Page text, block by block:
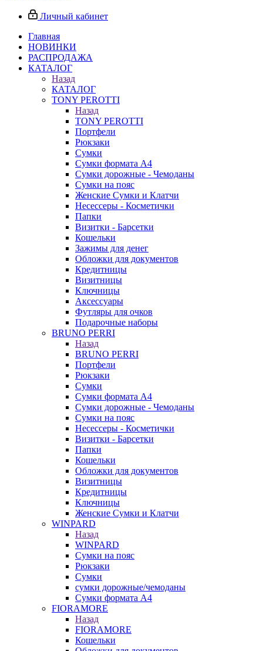
Личный кабинет
Главная
НОВИНКИ
РАСПРОДАЖА
КАТАЛОГ
Назад
КАТАЛОГ
TONY PEROTTI
Назад
TONY PEROTTI
Портфели
Рюкзаки
Сумки
Сумки формата А4
Сумки дорожные - Чемоданы
Сумки на пояс
Женские Сумки и Клатчи
Несессеры - Косметички
Папки
Визитки - Барсетки
Кошельки
Зажимы для денег
Обложки для документов
Кредитницы
Визитницы
Ключницы
Аксессуары
Футляры для очков
Подарочные наборы
BRUNO PERRI
Назад
BRUNO PERRI
Портфели
Рюкзаки
Сумки
Сумки формата А4
Сумки дорожные - Чемоданы
Сумки на пояс
Несессеры - Косметички
Визитки - Барсетки
Папки
Кошельки
Обложки для документов
Визитницы
Кредитницы
Ключницы
Женские Сумки и Клатчи
WINPARD
Назад
WINPARD
Сумки на пояс
Рюкзаки
Сумки
сумки дорожные/чемоданы
Сумки формата А4
FIORAMORE
Назад
FIORAMORE
Кошельки